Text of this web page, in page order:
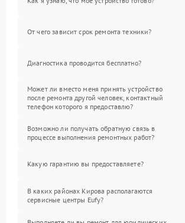
От чего зависит срок ремонта техники?
Диагностика проводится бесплатно?
Может ли вместо меня принять устройство
после ремонта другой человек, контактный
телефон которого я предоставлю?
Возможно ли получать обратную связь в
процессе выполнения ремонтных работ?
Какую гарантию вы предоставляете?
В каких районах Кирова располагаются
сервисные центры Eufy?